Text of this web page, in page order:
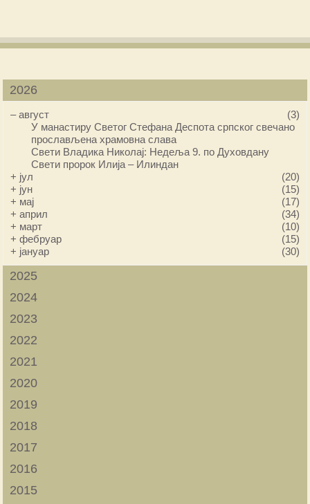
2026
–август
(3)
У манастиру Светог Стефана Деспота српског свечано
прослављена храмовна слава
Свети Владика Николај: Недеља 9. по Духовдану
Свети пророк Илија – Илиндан
+ јул
(20)
+ јун
(15)
+ мај
(17)
+април
(34)
+ март
(10)
+фебруар
(15)
+ јануар (30)
2025
2024
2023
2022
2021
2020
2019
2018
2017
2016
2015